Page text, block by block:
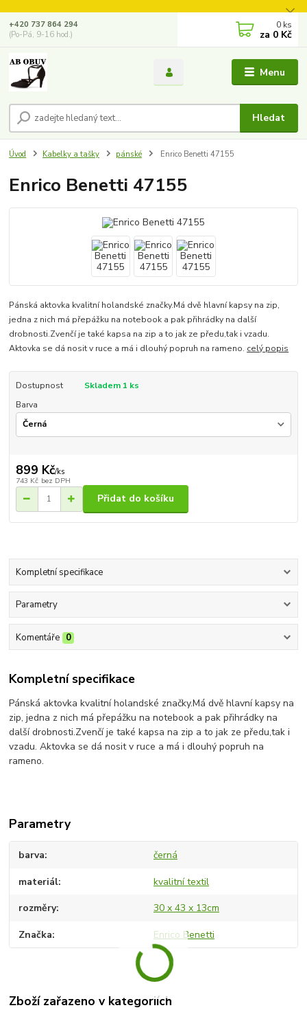
Menu
Hledat
+420 737 864 294
(Po-Pá, 9-16 hod.)
0 ks
za 0 Kč
Úvod Kabelky a tašky pánské Enrico Benetti 47155
Enrico Benetti 47155
Pánská aktovka kvalitní holandské značky.Má dvě hlavní kapsy na zip,
jedna z nich má přepážku na notebook a pak přihrádky na další
drobnosti.Zvenčí je také kapsa na zip a to jak ze předu,tak i vzadu.
Aktovka se dá nosit v ruce a má i dlouhý popruh na rameno. celý popis
Dostupnost
Skladem 1 ks
Barva
899 Kč/ks
743 Kč bez DPH
Přidat do košíku
Kompletní specifikace
Parametry
Komentáře 0
Kompletní specifikace
Pánská aktovka kvalitní holandské značky.Má dvě hlavní kapsy na
zip, jedna z nich má přepážku na notebook a pak přihrádky na
další drobnosti.Zvenčí je také kapsa na zip a to jak ze předu,tak i
vzadu. Aktovka se dá nosit v ruce a má i dlouhý popruh na
rameno.
Parametry
barva černá
materiál kvalitní textil
rozměry 30 x 43 x 13cm
Značka Enrico Benetti
Zboží zařazeno v kategoriích